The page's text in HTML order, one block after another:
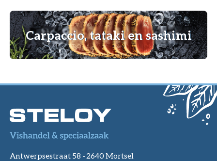
Carpaccio, tataki en sashimi
Antwerpsestraat 58 - 2640 Mortsel